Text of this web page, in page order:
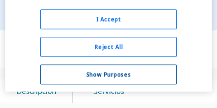
Descripción Servicios
Show Purposes
Reject All
I Accept